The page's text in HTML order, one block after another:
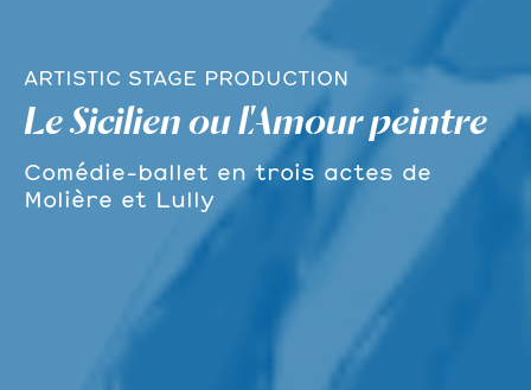
ARTISTIC STAGE PRODUCTION
Le Sicilien ou l'Amour peintre​
Comédie-ballet en trois actes de
Molière et Lully